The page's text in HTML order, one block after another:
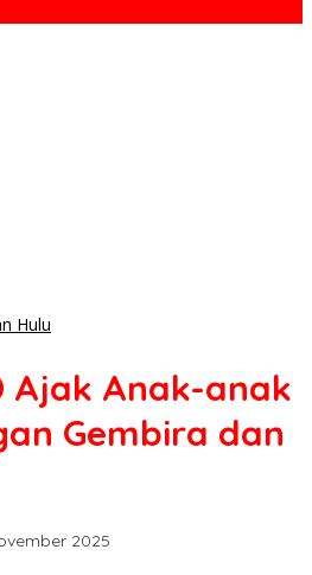
Hulu
Anak-
Belajar
Ajak Anak-anak
Gembira dan
2025